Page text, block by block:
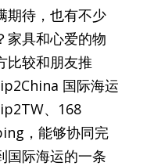
期待，也有不少
家具和心爱的物
比较和朋友推
国际海运
、168
，能够协同完
国际海运的一条